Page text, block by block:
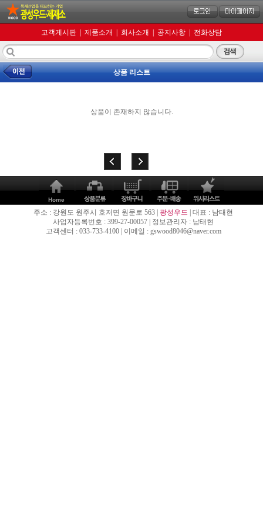
고객게시판 제품소개 회사소개 공지사항 전화상담
상품 리스트
상품이 존재하지 않습니다.
주소 : 강원도 원주시 호저면 원문로 563 | 광성우드 | 대표 : 남태현
사업자등록번호 : 399-27-00057 | 정보관리자 : 남태현
고객센터 : 033-733-4100 | 이메일 : gswood8046@naver.com